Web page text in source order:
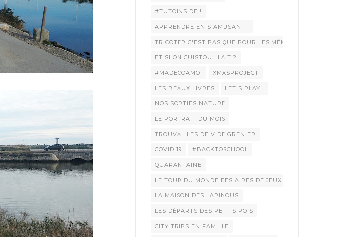
#TUTOINSIDE !
APPRENDRE EN S'AMUSANT !
TRICOTER C'EST PAS QUE POUR LES MÉMÉES !
ET SI ON CUISTOUILLAIT ?
#MADECOAMOI XMASPROJECT
LES BEAUX LIVRES LET'S PLAY !
NOS SORTIES NATURE
LE PORTRAIT DU MOIS
TROUVAILLES DE VIDE GRENIER
COVID 19 #BACKTOSCHOOL
QUARANTAINE
LE TOUR DU MONDE DES AIRES DE JEUX
LA MAISON DES LAPINOUS
LES DÉPARTS DES PETITS POIS
CITY TRIPS EN FAMILLE